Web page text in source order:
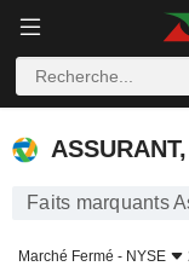
ASSURANT, INC.
Faits marquants
Marché Fermé - NYSE